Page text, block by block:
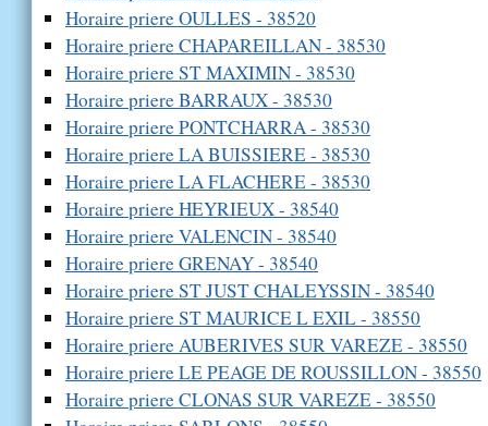
Horaire priere OULLES - 38520
Horaire priere CHAPAREILLAN - 38530
Horaire priere ST MAXIMIN - 38530
Horaire priere BARRAUX - 38530
Horaire priere PONTCHARRA - 38530
Horaire priere LA BUISSIERE - 38530
Horaire priere LA FLACHERE - 38530
Horaire priere HEYRIEUX - 38540
Horaire priere VALENCIN - 38540
Horaire priere GRENAY - 38540
Horaire priere ST JUST CHALEYSSIN - 38540
Horaire priere ST MAURICE L EXIL - 38550
Horaire priere AUBERIVES SUR VAREZE - 38550
Horaire priere LE PEAGE DE ROUSSILLON - 38550
Horaire priere CLONAS SUR VAREZE - 38550